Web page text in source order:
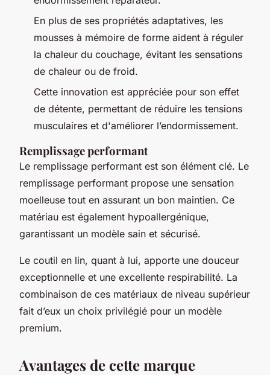
En plus de ses propriétés adaptatives, les
mousses à mémoire de forme aident à réguler
la chaleur du couchage, évitant les sensations
de chaleur ou de froid.
Cette innovation est appréciée pour son effet
de détente, permettant de réduire les tensions
musculaires et d'améliorer l’endormissement.
Remplissage performant
Le remplissage performant est son élément clé. Le
remplissage performant propose une sensation
moelleuse tout en assurant un bon maintien. Ce
matériau est également hypoallergénique,
garantissant un modèle sain et sécurisé.
Le coutil en lin, quant à lui, apporte une douceur
exceptionnelle et une excellente respirabilité. La
combinaison de ces matériaux de niveau supérieur
fait d’eux un choix privilégié pour un modèle
premium.
Avantages de cette marque